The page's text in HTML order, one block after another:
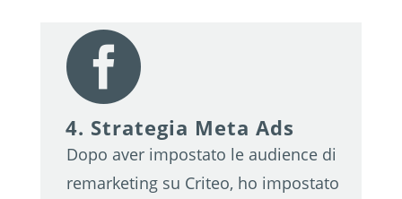

4. Strategia Meta Ads
Dopo aver impostato le audience di
remarketing su Criteo, ho impostato